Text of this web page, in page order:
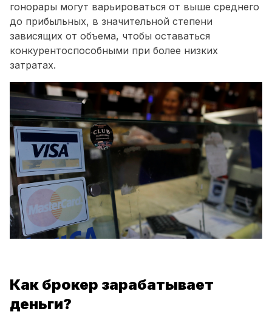
гонорары могут варьироваться от выше среднего
до прибыльных, в значительной степени
зависящих от объема, чтобы оставаться
конкурентоспособными при более низких
затратах.
Как брокер зарабатывает
деньги?